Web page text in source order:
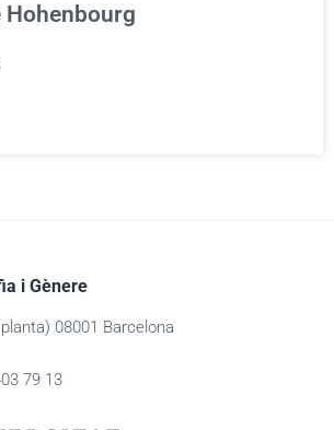
Hohenbourg
i Gènere
08001 Barcelona
79 13